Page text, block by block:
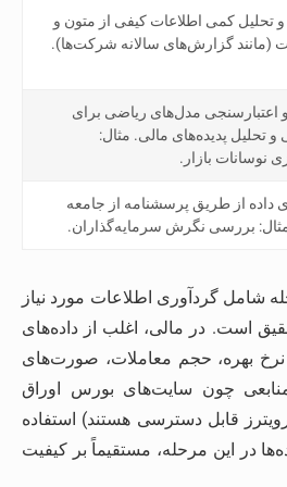
تحلیل کمی اطلاعات کیفی از متون و
(مانند گزارش‌های سالانه شرکت‌ها).
مدل‌های ریاضی برای
و تحلیل پدیده‌های مالی. مثال:
نوسانات بازار.
داده از طریق پرسشنامه از جامعه
بررسی نگرش سرمایه‌گذاران.
شامل گردآوری اطلاعات مورد نیاز
است. در مالی، اغلب از داده‌های
نرخ بهره، حجم معاملات، صورت‌های
چون سایت‌های بورس اوراق
رویترز قابل دسترسی هستند) استفاده
در این مرحله، مستقیماً بر کیفیت